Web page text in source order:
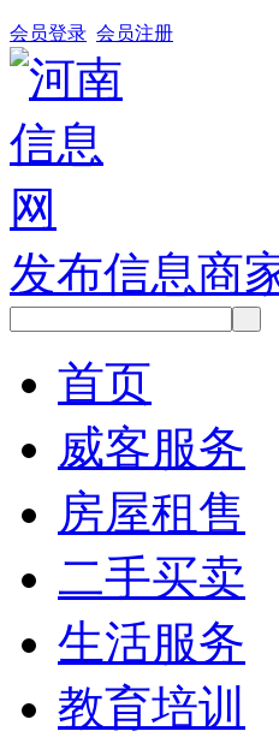
会员登录 会员注册
发布信息商
首页
威客服务
房屋租售
二手买卖
生活服务
教育培训